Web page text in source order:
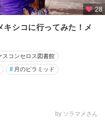
28
キシコに行ってみた！メ
スコンセロス図書館
# 月のピラミッド
by ソラマメさん